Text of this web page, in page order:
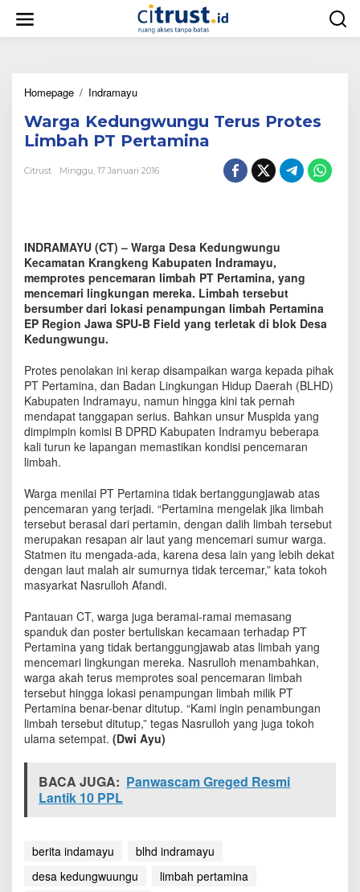
w
Homepage / Indramayu
r
g
a
K
e
w
u
n
g
u
T
u
s
r
o
e
i
m
b
a
h
P
T
e
r
t
a
m
i
n
a
Warga Kedungwungu Terus Protes
Limbah PT Pertamina
Citrust Minggu, 17 Januari 2016
INDRAMAYU (CT) – Warga Desa Kedungwungu
Kecamatan Krangkeng Kabupaten Indramayu,
memprotes pencemaran limbah PT Pertamina, yang
mencemari lingkungan mereka. Limbah tersebut
bersumber dari lokasi penampungan limbah Pertamina
EP Region Jawa SPU-B Field yang terletak di blok Desa
Kedungwungu.
Protes penolakan ini kerap disampaikan warga kepada pihak
PT Pertamina, dan Badan Lingkungan Hidup Daerah (BLHD)
Kabupaten Indramayu, namun hingga kini tak pernah
mendapat tanggapan serius. Bahkan unsur Muspida yang
dimpimpin komisi B DPRD Kabupaten Indramyu beberapa
kali turun ke lapangan memastikan kondisi pencemaran
limbah.
Warga menilai PT Pertamina tidak bertanggungjawab atas
pencemaran yang terjadi. “Pertamina mengelak jika limbah
tersebut berasal dari pertamin, dengan dalih limbah tersebut
merupakan resapan air laut yang mencemari sumur warga.
Statmen itu mengada-ada, karena desa lain yang lebih dekat
dengan laut malah air sumurnya tidak tercemar,” kata tokoh
masyarkat Nasrulloh Afandi.
Pantauan CT, warga juga beramai-ramai memasang
spanduk dan poster bertuliskan kecamaan terhadap PT
Pertamina yang tidak bertanggungjawab atas limbah yang
mencemari lingkungan mereka. Nasrulloh menambahkan,
warga akah terus memprotes soal pencemaran limbah
tersebut hingga lokasi penampungan limbah milik PT
Pertamina benar-benar ditutup. “Kami ingin penambungan
limbah tersebut ditutup,” tegas Nasrulloh yang juga tokoh
ulama setempat. (Dwi Ayu)
BACA JUGA: Panwascam Greged Resmi
Lantik 10 PPL
berita indamayu
blhd indramayu
desa kedungwuungu
limbah pertamina